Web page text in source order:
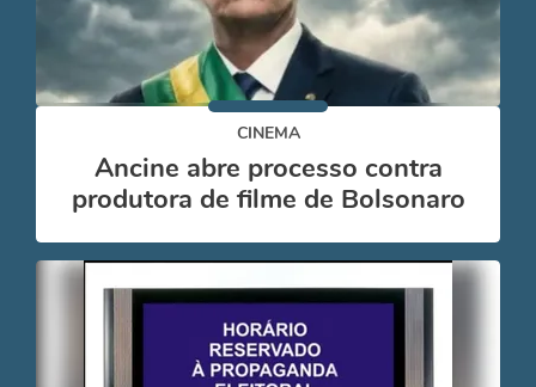
CINEMA
Ancine abre processo contra
produtora de filme de Bolsonaro